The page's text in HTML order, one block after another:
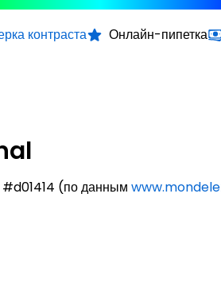
контраста Онлайн-пипетка
(по данным